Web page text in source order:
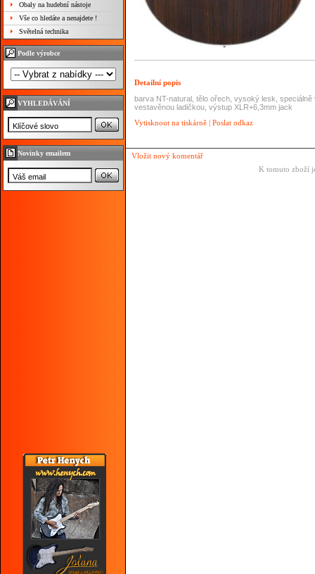
Obaly na hudební nástoje
Vše co hledáte a nenajdete !
Světelná technika
Podle výrobce
VYHLEDÁVÁNÍ
Novinky emailem
Detailní popis
barva NT-natural, tělo ořech, vysoký lesk,
vestavěnou ladičkou, výstup XLR+6,3mm jack
Vytisknout na tiskárně | Poslat odkaz
Vložit nový komentář
K tomuto zboží